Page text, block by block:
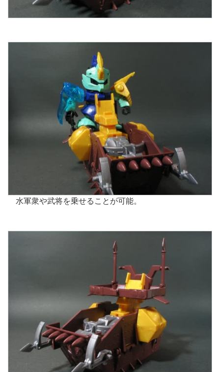
水軍衆や武将を乗せることが可能。